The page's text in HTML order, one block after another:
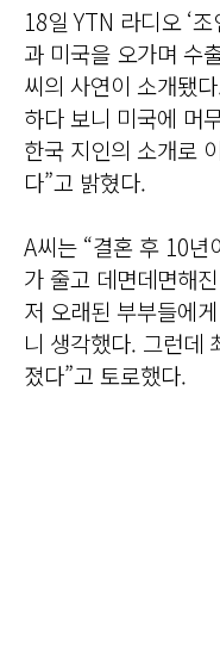
18일 YTN 라디오 ‘
과 미국을 오가며 수
씨의 사연이 소개됐
하다 보니 미국에 머
한국 지인의 소개로
다”고 밝혔다.
A씨는 “결혼 후 10년
가 줄고 데면데면해
저 오래된 부부들에
니 생각했다. 그런데
졌다”고 토로했다.